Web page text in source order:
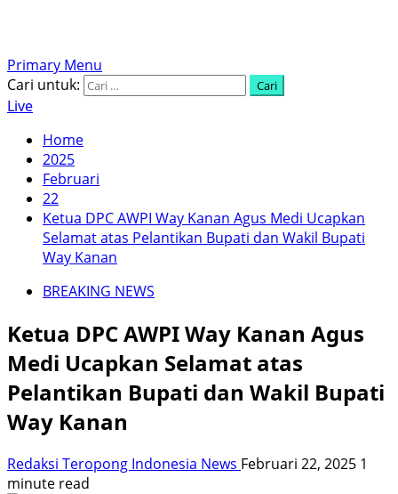
Primary Menu
Cari untuk:
Live
Home
2025
Februari
22
Ketua DPC AWPI Way Kanan Agus Medi Ucapkan
Selamat atas Pelantikan Bupati dan Wakil Bupati
Way Kanan
BREAKING NEWS
Ketua DPC AWPI Way Kanan Agus
Medi Ucapkan Selamat atas
Pelantikan Bupati dan Wakil Bupati
Way Kanan
Redaksi Teropong Indonesia News Februari 22, 2025 1
minute read